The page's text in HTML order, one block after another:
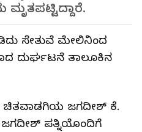
ಸೇತುವೆ ಮೇಲಿನಿಂದ
ದುರ್ಘಟನೆ ತಾಲೂಕಿನ
ಚಿತವಾಡಗಿಯ ಜಗದೀಶ್ ಕೆ.
ಜಗದೀಶ್ ಪತ್ನಿಯೊಂದಿಗೆ